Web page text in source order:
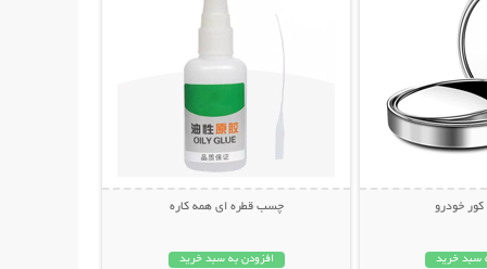
کور خودرو
سبد خرید
چسب قطره ای همه کاره
افزودن به سبد خرید